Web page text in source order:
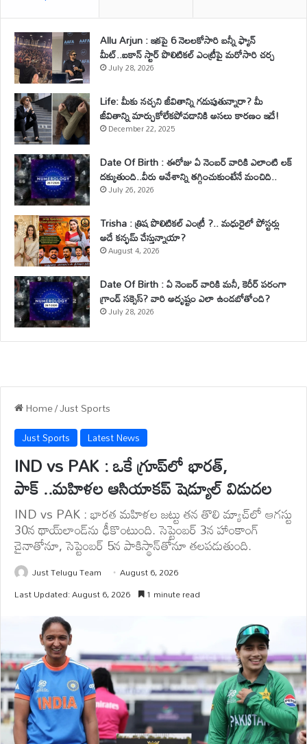
Allu Arjun : ఇకపై 6 నెలలకోసారి బన్నీ ఫ్యాన్
మీట్..ఐకాన్ స్టార్ పొలిటికల్ ఎంట్రీపై మరోసారి చర్చ
July 28, 2026
Life: మీకు నచ్చని జీవితాన్ని గడుపుతున్నారా? మీ
జీవితాన్ని మార్చుకోలేకపోవడానికి అసలు కారణం ఇదే!
December 22, 2025
Date Of Birth : ఈరోజు ఏ నెంబర్ వారికి ఎలాంటి లక్
దక్కుతుంది..వీరు ఆవేశాన్ని తగ్గించుకుంటేనే మంచిది..
July 26, 2026
Trisha : త్రిష పొలిటికల్ ఎంట్రీ ?.. మధురైలో పోస్టర్లు
అదే కన్ఫమ్ చేస్తున్నాయా?
August 4, 2026
Date Of Birth : ఏ నెంబర్ వారికి మనీ, కెరీర్ పరంగా
గ్రాండ్ సక్సెస్? వారి అదృష్టం ఎలా ఉండబోతోంది?
July 28, 2026